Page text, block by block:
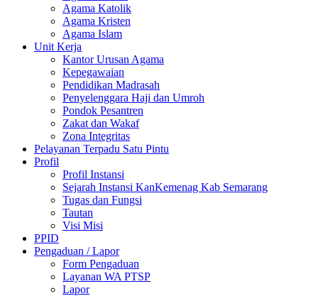
Agama Katolik
Agama Kristen
Agama Islam
Unit Kerja
Kantor Urusan Agama
Kepegawaian
Pendidikan Madrasah
Penyelenggara Haji dan Umroh
Pondok Pesantren
Zakat dan Wakaf
Zona Integritas
Pelayanan Terpadu Satu Pintu
Profil
Profil Instansi
Sejarah Instansi KanKemenag Kab Semarang
Tugas dan Fungsi
Tautan
Visi Misi
PPID
Pengaduan / Lapor
Form Pengaduan
Layanan WA PTSP
Lapor